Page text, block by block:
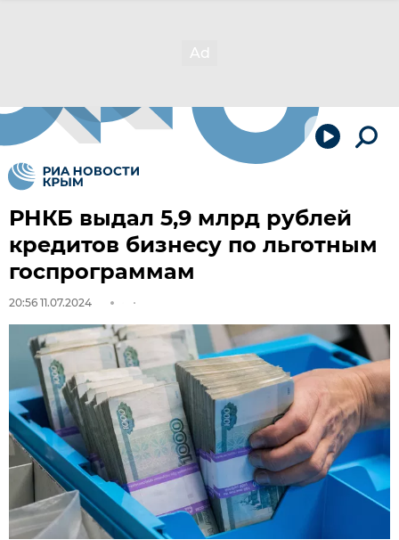
РНКБ выдал 5,9 млрд рублей
кредитов бизнесу по льготным
госпрограммам
20:56 11.07.2024